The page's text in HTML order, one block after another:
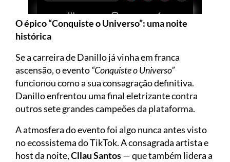
O épico “Conquiste o Universo”: uma noite
histórica
Se a carreira de Danillo já vinha em franca
ascensão, o evento“Conquiste o Universo”
funcionou como a sua consagração definitiva.
Danillo enfrentou uma final eletrizante contra
outros sete grandes campeões da plataforma.
A atmosfera do evento foi algo nunca antes visto
no ecossistema do TikTok. A consagrada artista e
host da noite,Cllau Santos— que também lidera a